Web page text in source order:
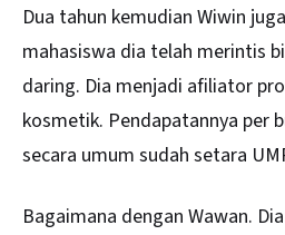
Dua tahun kemudian Wiwin
mahasiswa dia telah merintis
daring. Dia menjadi afiliator
kosmetik. Pendapatannya per
secara umum sudah setara
Bagaimana dengan Wawan.